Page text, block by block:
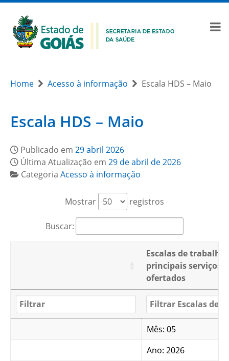
Home Acesso à informação Escala HDS – Maio
Escala HDS – Maio
Publicado em 29 abril 2026
Última Atualização em 29 de abril de 2026
Categoria Acesso à informação
Mostrar registros
Buscar:
Escalas de trabalho
principais serviços
ofertados
Mês: 05
Ano: 2026